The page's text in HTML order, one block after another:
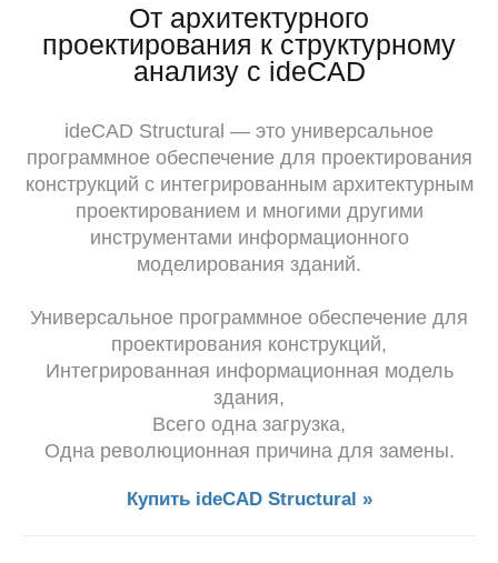
От архитектурного
проектирования к структурному
анализу с ideCAD
ideCAD Structural — это универсальное
программное обеспечение для проектирования
конструкций с интегрированным архитектурным
проектированием и многими другими
инструментами информационного
моделирования зданий.
Универсальное программное обеспечение для
проектирования конструкций,
Интегрированная информационная модель
здания,
Всего одна загрузка,
Одна революционная причина для замены.
Купить ideCAD Structural »